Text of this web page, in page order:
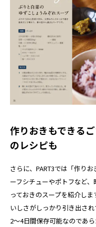
作りおきもできる
のレシピも
さらに、PART3では「作り
ーフシチューやポトフなど
っておきのスープを紹介し
いしさがしっかり引き出さ
2〜4日間保存可能なのであ